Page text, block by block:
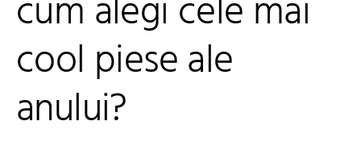
cum alegi cele mai
cool piese ale
anului?